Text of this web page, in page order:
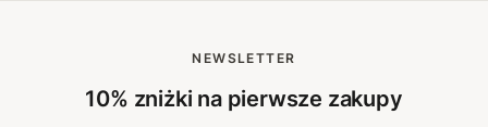
NEWSLETTER
10% zniżki na pierwsze zakupy